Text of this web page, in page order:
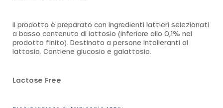
Il prodotto è preparato con ingredienti lattieri selezionati
a basso contenuto di lattosio (inferiore allo 0,1% nel
prodotto finito). Destinato a persone intolleranti al
lattosio. Contiene glucosio e galattosio.
Lactose Free